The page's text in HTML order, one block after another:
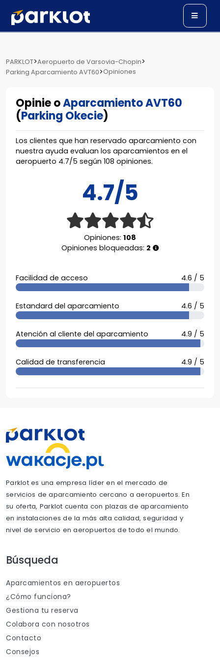
PARKLOT>Aeropuerto de Varsovia-Chopin>
Parking Aparcamiento AVT60>Opiniones
Opinie oAparcamiento AVT60
(Parking Okecie)
Los clientes que han reservado aparcamiento con
nuestra ayuda evaluan los aparcamientos en el
aeropuerto 4.7/5 según 108 opiniones.
4.7/5
Opiniones: 108
Opiniones bloqueadas: 2
Facilidad de acceso 4.6 / 5
Estandard del aparcamiento 4.6 / 5
Atención al cliente del aparcamiento 4.9 / 5
Calidad de transferencia 4.9 / 5
Parklot es una empresa líder en el mercado de
servicios de aparcamiento cercano a aeropuertos. En
su oferta, Parklot cuenta con plazas de aparcamiento
en instalaciones de la más alta calidad, seguridad y
nivel de servicio en aeropuertos de todo el mundo.
Búsqueda
Aparcamientos en aeropuertos
¿Cómo funciona?
Gestiona tu reserva
Colabora con nosotros
Contacto
Consejos